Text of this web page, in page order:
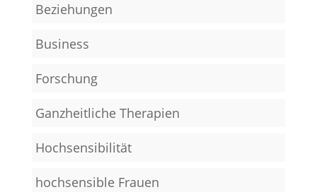
Beziehungen
Business
Forschung
Ganzheitliche Therapien
Hochsensibilität
hochsensible Frauen